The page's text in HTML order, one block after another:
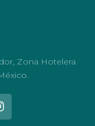
Zona Hotelera